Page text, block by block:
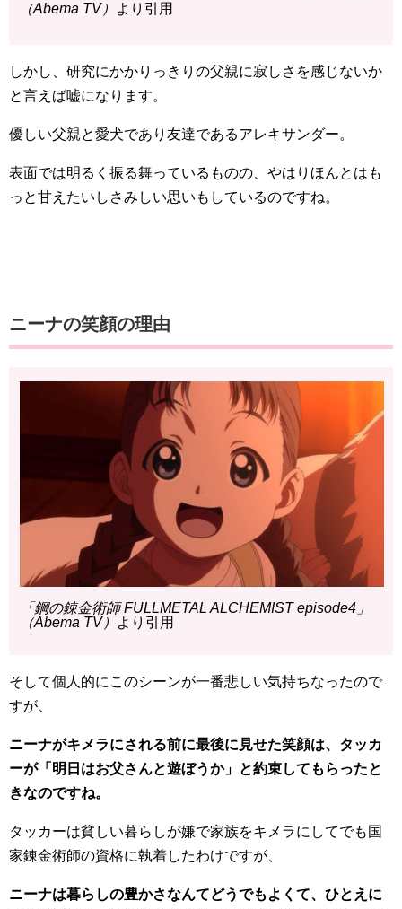
（Abema TV）
より引用
しかし、研究にかかりっきりの父親に寂しさを感じないか
と言えば嘘になります。
優しい父親と愛犬であり友達であるアレキサンダー。
表面では明るく振る舞っているものの、やはりほんとはも
っと甘えたいしさみしい思いもしているのですね。
ニーナの笑顔の理由
「鋼の錬金術師 FULLMETAL ALCHEMIST episode4」
（Abema TV）
より引用
そして個人的にこのシーンが一番悲しい気持ちなったので
すが、
ニーナがキメラにされる前に最後に見せた笑顔は、タッカ
ーが「明日はお父さんと遊ぼうか」と約束してもらったと
きなのですね。
タッカーは貧しい暮らしが嫌で家族をキメラにしてでも国
家錬金術師の資格に執着したわけですが、
ニーナは暮らしの豊かさなんてどうでもよくて、ひとえに